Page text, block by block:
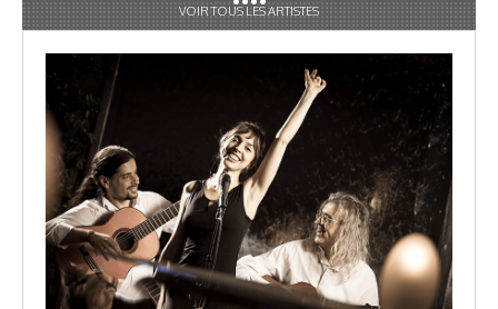
VOIR TOUS LES ARTISTES